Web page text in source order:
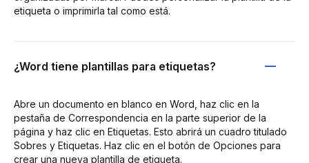
etiqueta o imprimirla tal como está.
¿Word tiene plantillas para etiquetas?
Abre un documento en blanco en Word, haz clic en la
pestaña de Correspondencia en la parte superior de la
página y haz clic en Etiquetas. Esto abrirá un cuadro titulado
Sobres y Etiquetas. Haz clic en el botón de Opciones para
crear una nueva plantilla de etiqueta.